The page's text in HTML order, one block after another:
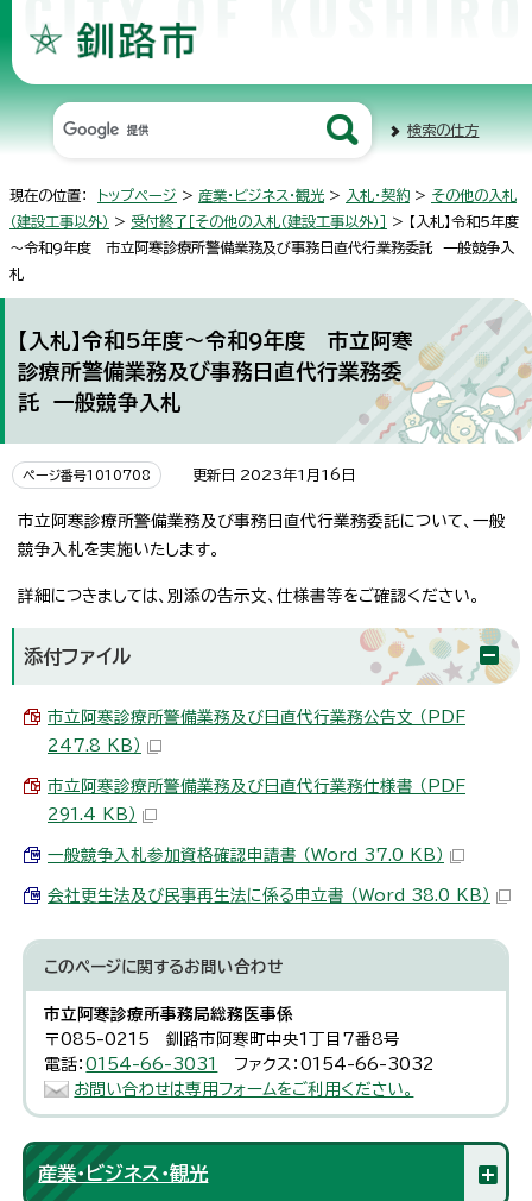
検索の仕方
現在の位置： トップページ > 産業・ビジネス・観光 > 入札・契約 > その他の入札
（建設工事以外） > 受付終了［その他の入札（建設工事以外）］
> 【入札】令和5年度
～令和9年度 市立阿寒診療所警備業務及び事務日直代行業務委託 一般競争入
札
【入札】令和5年度～令和9年度 市立阿寒
診療所警備業務及び事務日直代行業務委
託 一般競争入札
ページ番号1010708 更新日 2023年1月16日
市立阿寒診療所警備業務及び事務日直代行業務委託について、一般
競争入札を実施いたします。
詳細につきましては、別添の告示文、仕様書等をご確認ください。
添付ファイル
市立阿寒診療所警備業務及び日直代行業務公告文 （PDF
247.8 KB）
市立阿寒診療所警備業務及び日直代行業務仕様書 （PDF
291.4 KB）
一般競争入札参加資格確認申請書 （Word 37.0 KB）
会社更生法及び民事再生法に係る申立書 （Word 38.0 KB）
このページに関するお問い合わせ
市立阿寒診療所事務局総務医事係
〒085-0215 釧路市阿寒町中央1丁目7番8号
電話：0154-66-3031
ファクス：0154-66-3032
お問い合わせは専用フォームをご利用ください。
産業・ビジネス・観光